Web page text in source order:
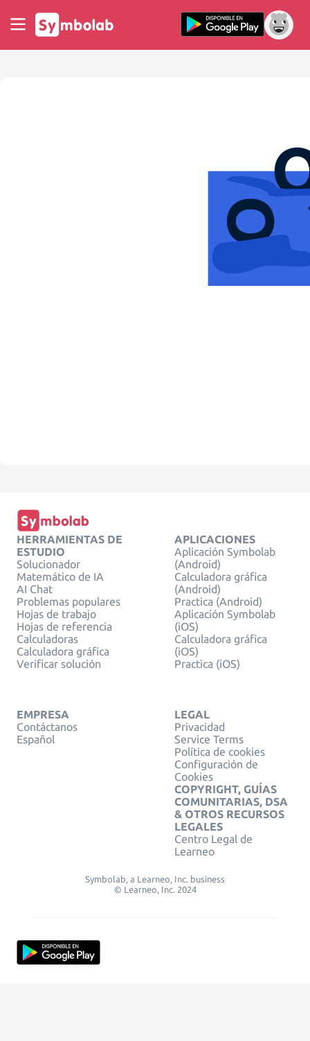
HERRAMIENTAS DE
ESTUDIO
Solucionador
Matemático de IA
AI Chat
Problemas populares
Hojas de trabajo
Hojas de referencia
Calculadoras
Calculadora gráfica
Verificar solución
APLICACIONES
Aplicación Symbolab
(Android)
Calculadora gráfica
(Android)
Practica (Android)
Aplicación Symbolab
(iOS)
Calculadora gráfica
(iOS)
Practica (iOS)
EMPRESA
Contáctanos
Español
LEGAL
Privacidad
Service Terms
Política de cookies
Configuración de
Cookies
COPYRIGHT, GUÍAS
COMUNITARIAS, DSA
& OTROS RECURSOS
LEGALES
Centro Legal de
Learneo
Symbolab, a Learneo, Inc. business
© Learneo, Inc. 2024